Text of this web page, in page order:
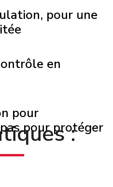
pour une
en
pour
pour protéger
: